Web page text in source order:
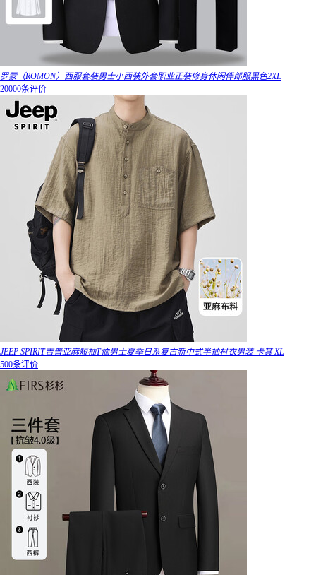
罗蒙（ROMON）西服套装男士小西装外套职业正装修身休闲伴郎服黑色2XL
20000条评价
JEEP SPIRIT吉普亚麻短袖T恤男士夏季日系复古新中式半袖衬衣男装 卡其 XL
500条评价